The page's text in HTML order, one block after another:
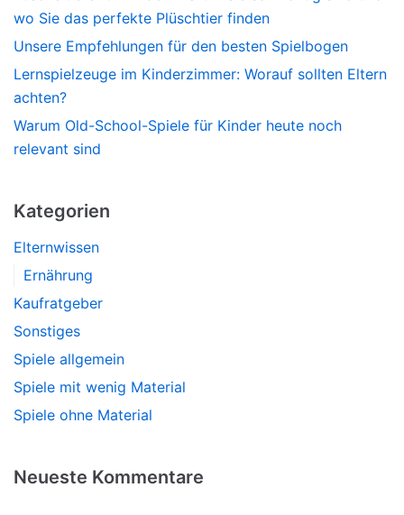
wo Sie das perfekte Plüschtier finden
Unsere Empfehlungen für den besten Spielbogen
Lernspielzeuge im Kinderzimmer: Worauf sollten Eltern
achten?
Warum Old-School-Spiele für Kinder heute noch
relevant sind
Kategorien
Elternwissen
Ernährung
Kaufratgeber
Sonstiges
Spiele allgemein
Spiele mit wenig Material
Spiele ohne Material
Neueste Kommentare